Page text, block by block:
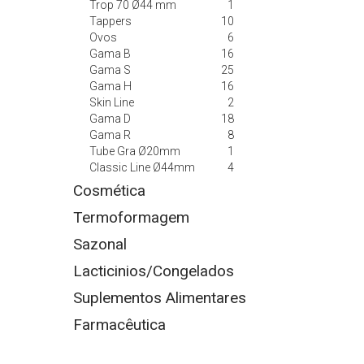
Trop 70 Ø44 mm
1
Tappers
10
Ovos
6
Gama B
16
Gama S
25
Gama H
16
Skin Line
2
Gama D
18
Gama R
8
Tube Gra Ø20mm
1
Classic Line Ø44mm
4
Cosmética
Termoformagem
Sazonal
Lacticinios/Congelados
Suplementos Alimentares
Farmacêutica